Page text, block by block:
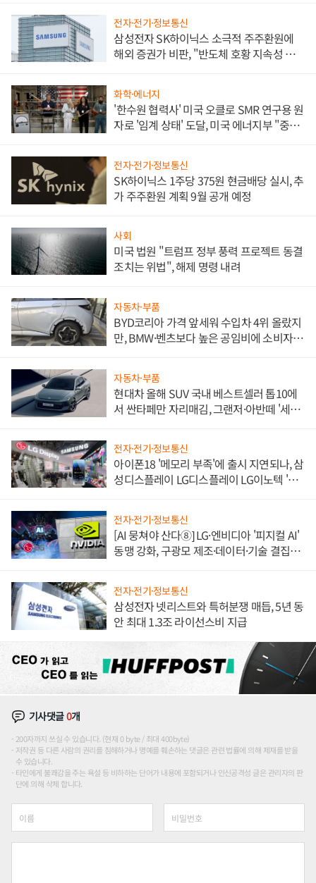
전자·전기·정보통신
삼성전자 SK하이닉스 소극적 주주환원에
해외 증권가 비판, "반도체 호황 지속성 의
화학·에너지
'한수원 협력사' 미국 오클로 SMR 연구용 원
자로 '임계 상태' 도달, 미국 에너지부 "중요
전자·전기·정보통신
SK하이닉스 1주당 375원 현금배당 실시, 추
가 주주환원 계획 9월 공개 예정
사회
미국 법원 "트럼프 정부 풍력 프로젝트 동결
조치는 위법", 해제 명령 내려
자동차·부품
BYD코리아 가격 앞세워 수입차 4위 올랐지
만, BMW·벤츠보다 높은 공임비에 소비자
자동차·부품
현대차 올해 SUV 국내 베스트셀러 톱10에
서 싼타페만 자리매김, 그랜저·아반떼 '세단
전자·전기·정보통신
아이폰18 '메모리 부족'에 출시 지연되나, 삼
성디스플레이 LG디스플레이 LG이노텍 '탈
전자·전기·정보통신
[AI 뭉쳐야 산다⑧] LG·엔비디아 '피지컬 AI'
동맹 강화, 구광모 제조·데이터·기술 결집
전자·전기·정보통신
삼성전자 넷리스트와 특허분쟁 매듭, 5년 동
안 최대 1.3조 라이선스비 지급
기사댓글0개
200자까지 쓰실 수 있습니다. (현재 0 byte / 최대 400byte)
저작권 등 다른 사람의 권리를 침해하거나 명예를 훼손하는 댓글은 관련 법률에 의해 제재를 받을
수 있습니다.
타인에게 불쾌감을 주는 욕설 등 비하하는 단어가 내용에 포함되거나 인신공격성 글은 관리자의 판
단에 의해 삭제 합니다.